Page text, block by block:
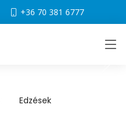
+36 70 381 6777
Edzések